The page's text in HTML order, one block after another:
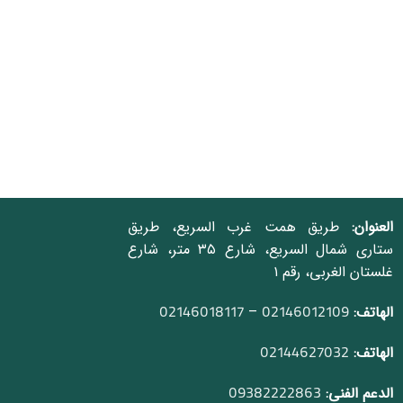
العنوان: طريق همت غرب السريع، طريق
ستاري شمال السريع، شارع ٣٥ متر، شارع
غلستان الغربي، رقم ١
الهاتف:02146012109
–
02146018117
الهاتف: 02144627032
الدعم الفني: 09382222863